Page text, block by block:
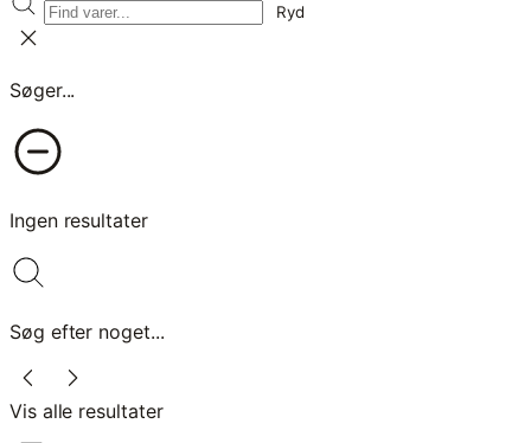
Ryd
Søger...
Ingen resultater
Søg efter noget...
Vis alle resultater